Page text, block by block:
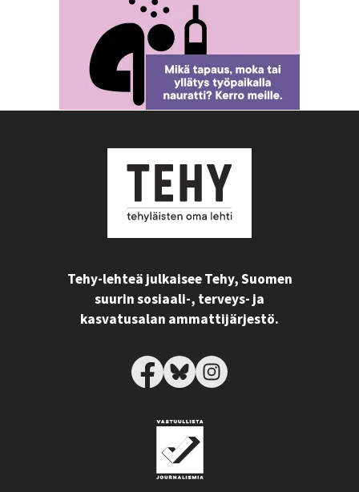
Tehy-lehteä julkaisee Tehy, Suomen
suurin sosiaali-, terveys- ja
kasvatusalan ammattijärjestö.